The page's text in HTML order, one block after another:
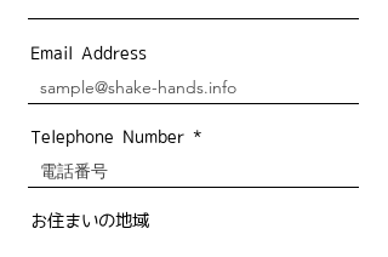
Email Address
Telephone Number
お住まいの地域